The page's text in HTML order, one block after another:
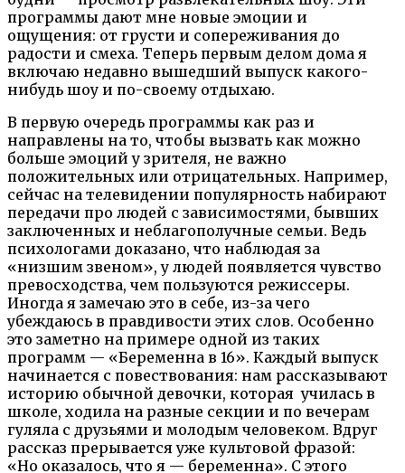
программы дают мне новые эмоции и
ощущения: от грусти и сопереживания до
радости и смеха. Теперь первым делом дома я
включаю недавно вышедший выпуск какого-
нибудь шоу и по-своему отдыхаю.
В первую очередь программы как раз и
направлены на то, чтобы вызвать как можно
больше эмоций у зрителя, не важно
положительных или отрицательных. Например,
сейчас на телевидении популярность набирают
передачи про людей с зависимостями, бывших
заключенных и неблагополучные семьи. Ведь
психологами доказано, что наблюдая за
«низшим звеном», у людей появляется чувство
превосходства, чем пользуются режиссеры.
Иногда я замечаю это в себе, из-за чего
убеждаюсь в правдивости этих слов. Особенно
это заметно на примере одной из таких
программ — «Беременна в 16». Каждый выпуск
начинается с повествования: нам рассказывают
историю обычной девочки, которая училась в
школе, ходила на разные секции и по вечерам
гуляла с друзьями и молодым человеком. Вдруг
рассказ прерывается уже культовой фразой:
«Но оказалось, что я — беременна». С этого